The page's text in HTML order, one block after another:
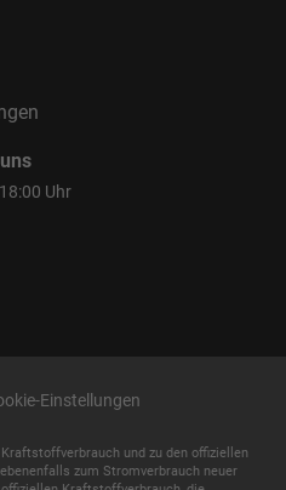
Uhr
Einstellungen
und zu den offiziellen
zum Stromverbrauch neuer